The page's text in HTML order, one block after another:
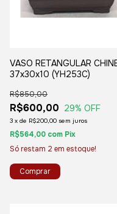
VASO RETANGULAR
37x30x10 (YH253C)
R$600,00
R$850,00
29% OFF
3 x de R$200,00 sem juros
R$564,00 com Pix
Só restam 2 em estoque!